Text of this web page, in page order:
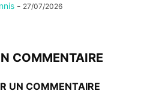
- 27/07/2026
COMMENTAIRE
UN COMMENTAIRE